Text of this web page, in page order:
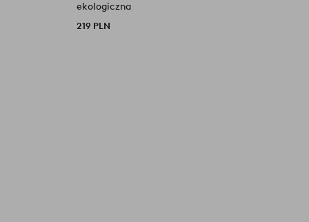
ekologiczna
219 PLN